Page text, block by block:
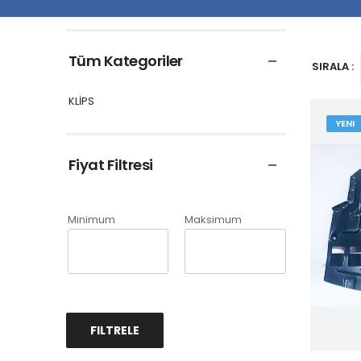
Tüm Kategoriler
KLİPS
Fiyat Filtresi
Minimum Maksimum
FILTRELE
SIRALA :
YENI